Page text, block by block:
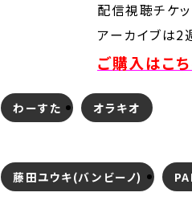
配信視聴チケ
アーカイブは2
ご購入はこ
わーすた オラキオ
藤田ユウキ(バンビーノ)